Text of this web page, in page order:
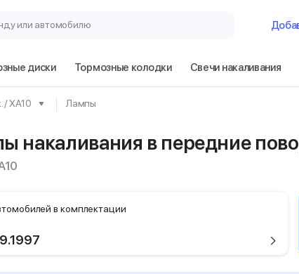
или автомобилю
Гараж
диски Тормозные колодки Свечи накаливания
/ XA10 Лампы
накаливания в передние
в комплектации